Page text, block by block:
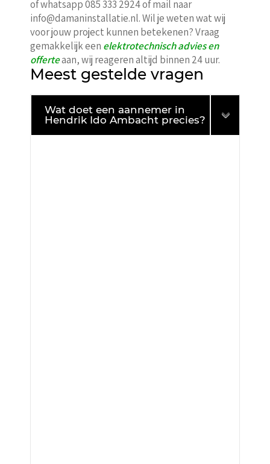
of whatsapp 085 333 2924 of mail naar
info@damaninstallatie.nl. Wil je weten wat wij
voor jouw project kunnen betekenen? Vraag
gemakkelijk een elektrotechnisch advies en
offerteaan, wij reageren altijd binnen 24 uur.
Meest gestelde vragen
Wat doet een aannemer in
Hendrik Ido Ambacht precies?